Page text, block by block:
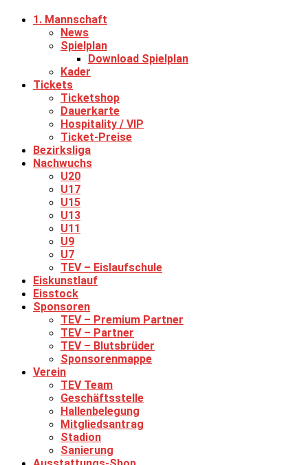
1. Mannschaft
News
Spielplan
Download Spielplan
Kader
Tickets
Ticketshop
Dauerkarte
Hospitality / VIP
Ticket-Preise
Bezirksliga
Nachwuchs
U20
U17
U15
U13
U11
U9
U7
TEV – Eislaufschule
Eiskunstlauf
Eisstock
Sponsoren
TEV – Premium Partner
TEV – Partner
TEV – Blutsbrüder
Sponsorenmappe
Verein
TEV Team
Geschäftsstelle
Hallenbelegung
Mitgliedsantrag
Stadion
Sanierung